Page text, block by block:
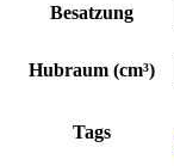
Besatzung
Hubraum (cm³)
Tags